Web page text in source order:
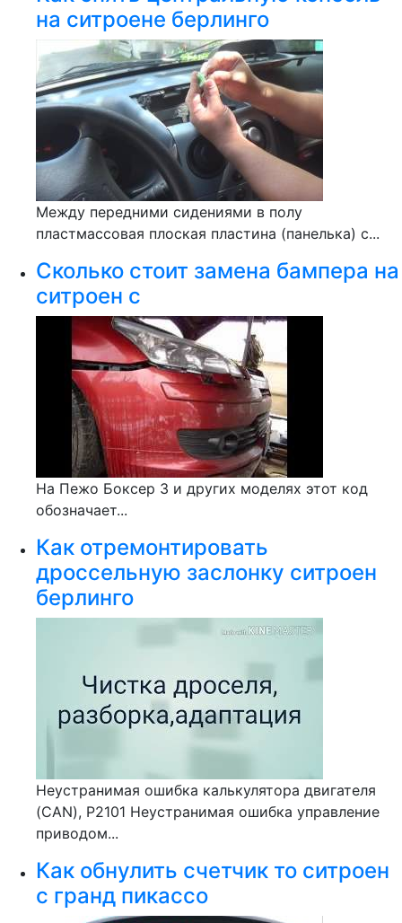
на ситроене берлинго
Между передними сидениями в полу
пластмассовая плоская пластина (панелька) с...
Сколько стоит замена бампера на
ситроен с
На Пежо Боксер 3 и других моделях этот код
обозначает...
Как отремонтировать
дроссельную заслонку ситроен
берлинго
Неустранимая ошибка калькулятора двигателя
(CAN), P2101 Неустранимая ошибка управление
приводом...
Как обнулить счетчик то ситроен
с гранд пикассо